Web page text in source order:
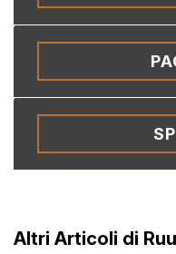
Altri Articoli di